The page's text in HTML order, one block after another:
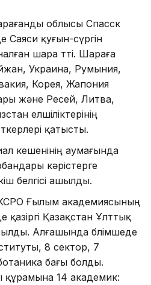
облысы Спасск
Саяси қуғын-сүргін
шара өтті. Шараға
Украина, Румыния,
Корея, Жапония
және Ресей, Литва,
елшіліктерінің
қатысты.
кешенінің аумағында
кәрістерге
белгісі ашылды.
Ғылым академиясының
қазіргі Қазақстан Ұлттық
Алғашында бөлімшеде
8 сектор, 7
бағы болды.
14 академик: